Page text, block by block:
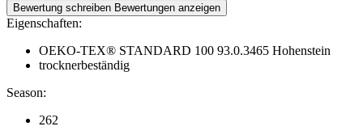
Bewertung schreiben Bewertungen anzeigen
Eigenschaften:
OEKO-TEX® STANDARD 100 93.0.3465 Hohenstein
trocknerbeständig
Season:
262